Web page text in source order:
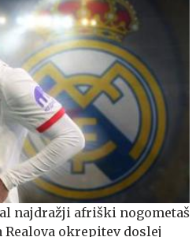
najdražji afriški nogometaš
okrepitev doslej